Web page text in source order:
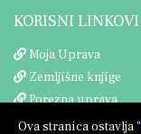
KORISNI LINKOVI
Moja Uprava
Zemljišne knjige
Porezna uprava
Ova stranica ostavlja "